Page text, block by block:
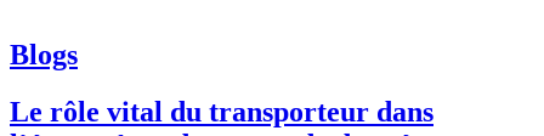
Blogs
Le rôle vital du transporteur dans